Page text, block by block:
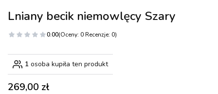
Lniany becik niemowlęcy Szary
0.00(Oceny: 0 Recenzje: 0)
1 osoba kupiła ten produkt
Cena
269,00 zł